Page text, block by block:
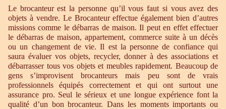
Le brocanteur est la personne qu’il vous faut si vous avez des
objets à vendre. Le Brocanteur effectue également bien d’autres
missions comme le débarras de maison. Il peut en effet effectuer
le débarras de maison, appartement, commerce suite à un décès
ou un changement de vie. Il est la personne de confiance qui
saura évaluer vos objets, recycler, donner à des associations et
débarrasser tous vos objets et meubles rapidement. Beaucoup de
gens s’improvisent brocanteurs mais peu sont de vrais
professionnels équipés correctement et qui ont surtout une
assurance pro. Seul le sérieux et une longue expérience font la
qualité d’un bon brocanteur. Dans les moments importants ou